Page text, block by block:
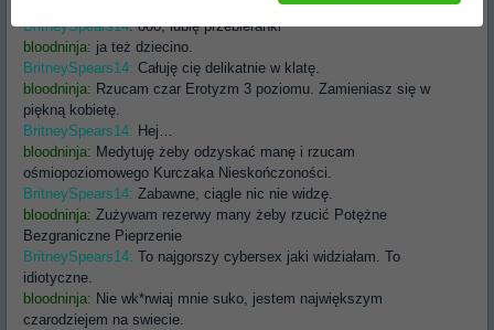
: Oki, spoks. Zakładam mój płaszcz i kapelusz czarodzieja.
BritneySpears14: ooo, lubię przebieranki
bloodninja: ja też dziecino.
BritneySpears14: Całuję cię delikatnie w klatę.
bloodninja: Rzucam czar Erotyzm 3 poziomu. Zamieniasz się w
piękną kobietę.
BritneySpears14: Hej…
bloodninja: Medytuję żeby odzyskać manę i rzucam
ośmiopoziomowego Kurczaka Nieskończoności.
BritneySpears14: Zabawne, ciągle nic nie widzę.
bloodninja: Zużywam rezerwy many żeby rzucić Potężne
Bezgraniczne Pieprzenie
BritneySpears14: To najgorszy cybersex jaki widziałam. To
idiotyczne.
bloodninja: Nie wk*rwiaj mnie suko, jestem największym
czarodziejem na swiecie.